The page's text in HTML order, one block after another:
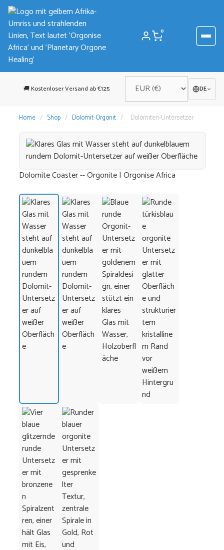
Zum
Inhalt
springen
0
🚚 Kostenloser Versand ab €125 DE
Home / Shop / Dolomit-Orgonit / Dolomiten-Untersetzer
Dolomite Coaster -- Orgonite | Orgonise Africa